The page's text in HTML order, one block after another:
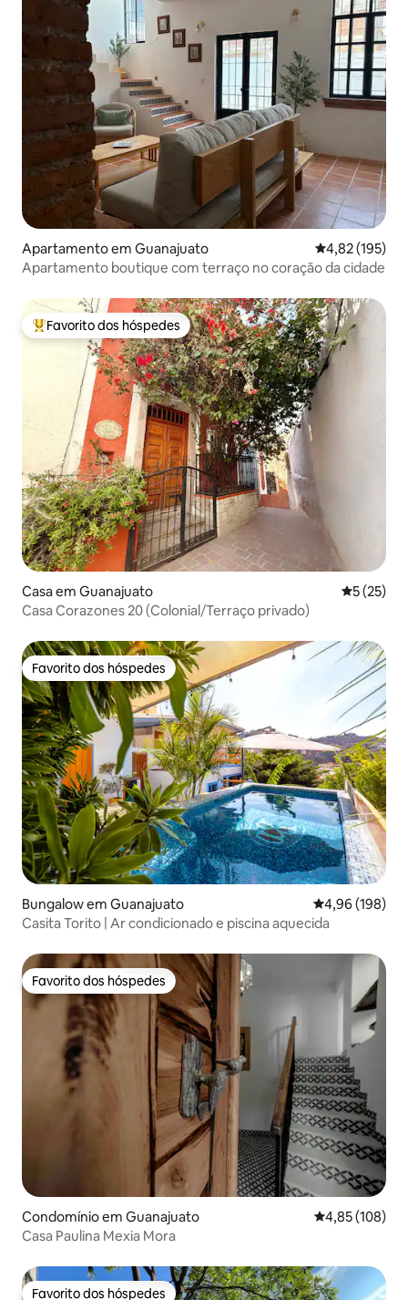
Apartamento em Guanajuato Classificação
4,82 (195)
Apartamento boutique com terraço no coração da cidade
Favoritos dos hóspedes mais apreciados
Favorito dos hóspedes
Casa em Guanajuato
5 (25)
Casa Corazones 20 (Colonial/Terraço privado)
Favorito dos hóspedes
Favorito dos hóspedes
Bungalow em Guanajuato Classificação
4,96 (198)
Casita Torito | Ar condicionado e piscina aquecida
Favorito dos hóspedes
Favorito dos hóspedes
Condomínio em Guanajuato Classificação
4,85 (108)
Casa Paulina Mexia Mora
Favorito dos hóspedes